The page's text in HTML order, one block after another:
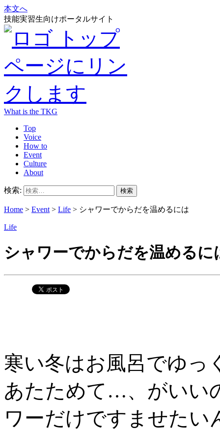
本文へ
技能実習生向けポータルサイト
What is the TKG
Top
Voice
How to
Event
Culture
About
検索:
Home > Event > Life > シャワーでからだを温めるには
Life
シャワーでからだを温めるに
寒い冬はお風呂でゆっ
あたためて…、がいい
ワーだけですませたい